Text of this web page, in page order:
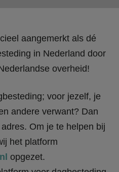
aangemerkt als dé
in Nederland door
overheid!
voor jezelf, je
andere verwant? Dan
Om je te helpen bij
het platform
opgezet.